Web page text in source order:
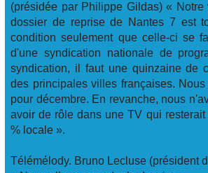
(présidée par Philippe Gildas) « Notre
dossier de reprise de Nantes 7 est
condition seulement que celle-ci se
d'une syndication nationale de
syndication, il faut une quinzaine de
des principales villes françaises.
pour décembre. En revanche, nous
avoir de rôle dans une TV qui
% locale ».
Télémélody. Bruno Lecluse (président